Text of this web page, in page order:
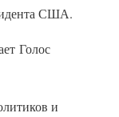
США.
Голос
и